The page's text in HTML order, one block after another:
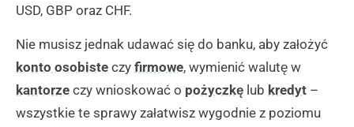
USD, GBP oraz CHF.
Nie musisz jednak udawać się do banku, aby założyć
konto osobiste czy firmowe, wymienić walutę w
kantorze czy wnioskować o pożyczkę lub kredyt –
wszystkie te sprawy załatwisz wygodnie z poziomu